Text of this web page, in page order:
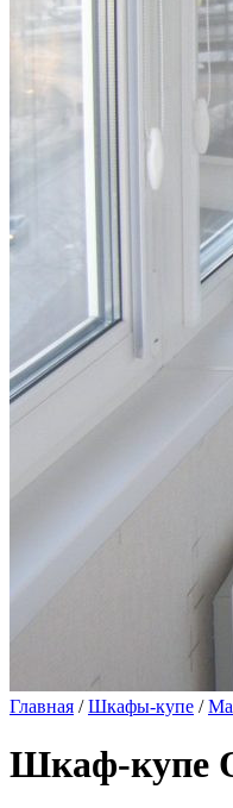
Главная /Шкафы-купе /
Шкаф-купе